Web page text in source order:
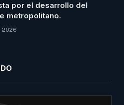
por el desarrollo del
metropolitano.
2026